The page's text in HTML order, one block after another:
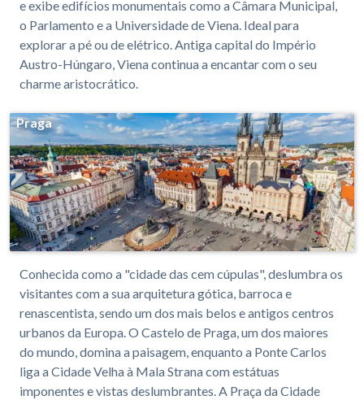
e exibe edifícios monumentais como a Câmara Municipal,
o Parlamento e a Universidade de Viena. Ideal para
explorar a pé ou de elétrico. Antiga capital do Império
Austro-Húngaro, Viena continua a encantar com o seu
charme aristocrático.
Praga
Conhecida como a "cidade das cem cúpulas", deslumbra os
visitantes com a sua arquitetura gótica, barroca e
renascentista, sendo um dos mais belos e antigos centros
urbanos da Europa. O Castelo de Praga, um dos maiores
do mundo, domina a paisagem, enquanto a Ponte Carlos
liga a Cidade Velha à Mala Strana com estátuas
imponentes e vistas deslumbrantes. A Praça da Cidade